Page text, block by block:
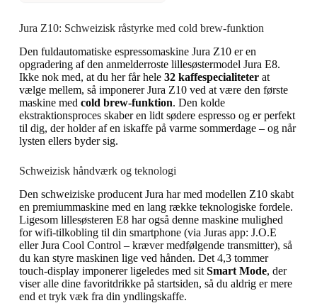
Jura Z10: Schweizisk råstyrke med cold brew-funktion
Den fuldautomatiske espressomaskine Jura Z10 er en
opgradering af den anmelderroste lillesøstermodel Jura E8.
Ikke nok med, at du her får hele 32 kaffespecialiteterat
vælge mellem, så imponerer Jura Z10 ved at være den første
maskine med cold brew-funktion. Den kolde
ekstraktionsproces skaber en lidt sødere espresso og er perfekt
til dig, der holder af en iskaffe på varme sommerdage – og når
lysten ellers byder sig.
Schweizisk håndværk og teknologi
Den schweiziske producent Jura har med modellen Z10 skabt
en premiummaskine med en lang række teknologiske fordele.
Ligesom lillesøsteren E8 har også denne maskine mulighed
for wifi-tilkobling til din smartphone (via Juras app: J.O.E
eller Jura Cool Control – kræver medfølgende transmitter), så
du kan styre maskinen lige ved hånden. Det 4,3 tommer
touch-display imponerer ligeledes med sit Smart Mode, der
viser alle dine favoritdrikke på startsiden, så du aldrig er mere
end et tryk væk fra din yndlingskaffe.